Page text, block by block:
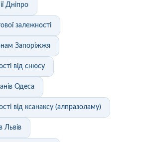
Дніпро
залежності
Запоріжжя
від снюсу
Одеса
від ксанаксу (алпразоламу)
Львів